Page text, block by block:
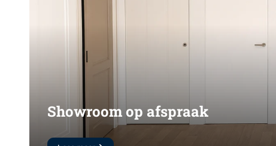
Showroom op afspraak